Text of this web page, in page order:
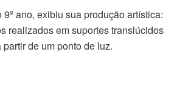
ano, exibiu sua produção artística:
realizados em suportes translúcidos
de um ponto de luz.